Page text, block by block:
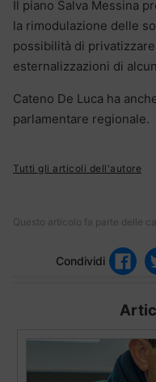
Il piano Salva Messina
la rimodulazione delle
possibilità di
esternalizzazioni di
Cateno De Luca ha
parlamentare regionale.
Tutti gli articoli dell'autore
Questo articolo fa parte delle
Condividi